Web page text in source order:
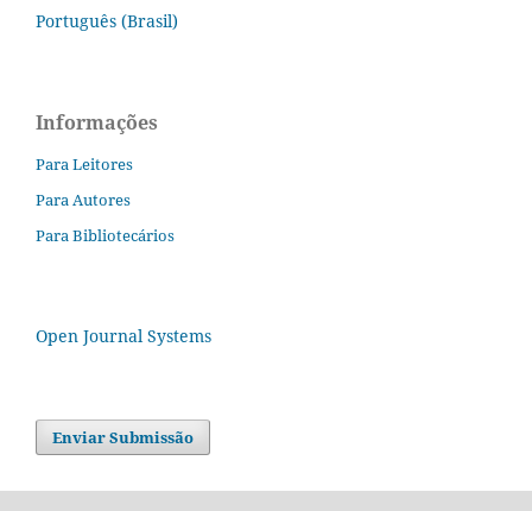
Português (Brasil)
Informações
Para Leitores
Para Autores
Para Bibliotecários
Open Journal Systems
Enviar Submissão